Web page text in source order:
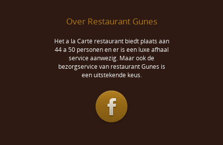
Over Restaurant Gunes
Het a la Carté restaurant biedt plaats aan
44 a 50 personen en er is een luxe afhaal
service aanwezig. Maar ook de
bezorgservice van restaurant Gunes is
een uitstekende keus.